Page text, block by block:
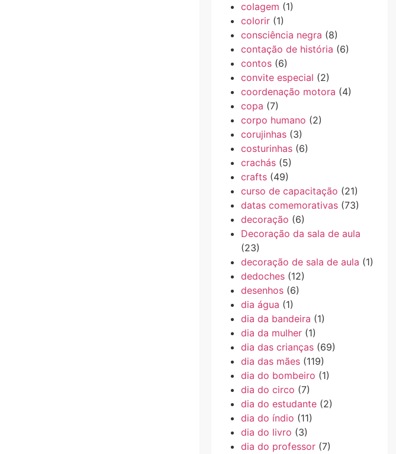
colagem (1)
colorir(1)
consciência negra (8)
contação de história (6)
contos(6)
convite especial (2)
coordenação motora (4)
copa (7)
corpo humano (2)
corujinhas(3)
costurinhas(6)
crachás(5)
crafts(49)
curso de capacitação (21)
datas comemorativas(73)
decoração (6)
Decoração da sala de aula
(23)
decoração de sala de aula (1)
dedoches(12)
desenhos(6)
dia água (1)
dia da bandeira (1)
dia da mulher(1)
dia das crianças(69)
dia das mães(119)
dia do bombeiro (1)
dia do circo (7)
dia do estudante(2)
dia do índio (11)
dia do livro (3)
dia do professor(7)